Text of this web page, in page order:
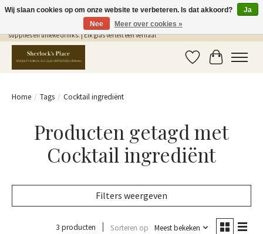
Gratis Verzending in NL vanaf €75,- | Sherlocks Place: dé plek voor MONIN siropen, bar
supplies en unieke drinks. | Elk glas vertelt een verhaal
Verlanglijst
Home / Tags / Cocktail ingrediënt
Producten getagd met
Cocktail ingrediënt
Filters weergeven
3 producten Sorteren op Meest bekeken
Wij slaan cookies op om onze website te verbeteren. Is dat akkoord?
Ja
Nee
Meer over cookies »